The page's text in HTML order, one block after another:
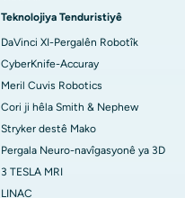
Teknolojiya Tenduristiyê
DaVinci XI-Pergalên Robotîk
CyberKnife-Accuray
Meril Cuvis Robotics
Cori ji hêla Smith & Nephew
Stryker destê Mako
Pergala Neuro-navîgasyonê ya 3D
3 TESLA MRI
LINAC